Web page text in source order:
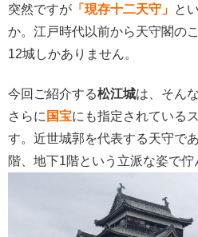
突然ですが 「現存十二天守」 と
か。江戸時代以前から天守閣の
12城しかありません。
今回ご紹介する松江城は、そん
さらに 国宝にも指定されている
す。近世城郭を代表する天守で
階、地下1階という立派な姿で佇